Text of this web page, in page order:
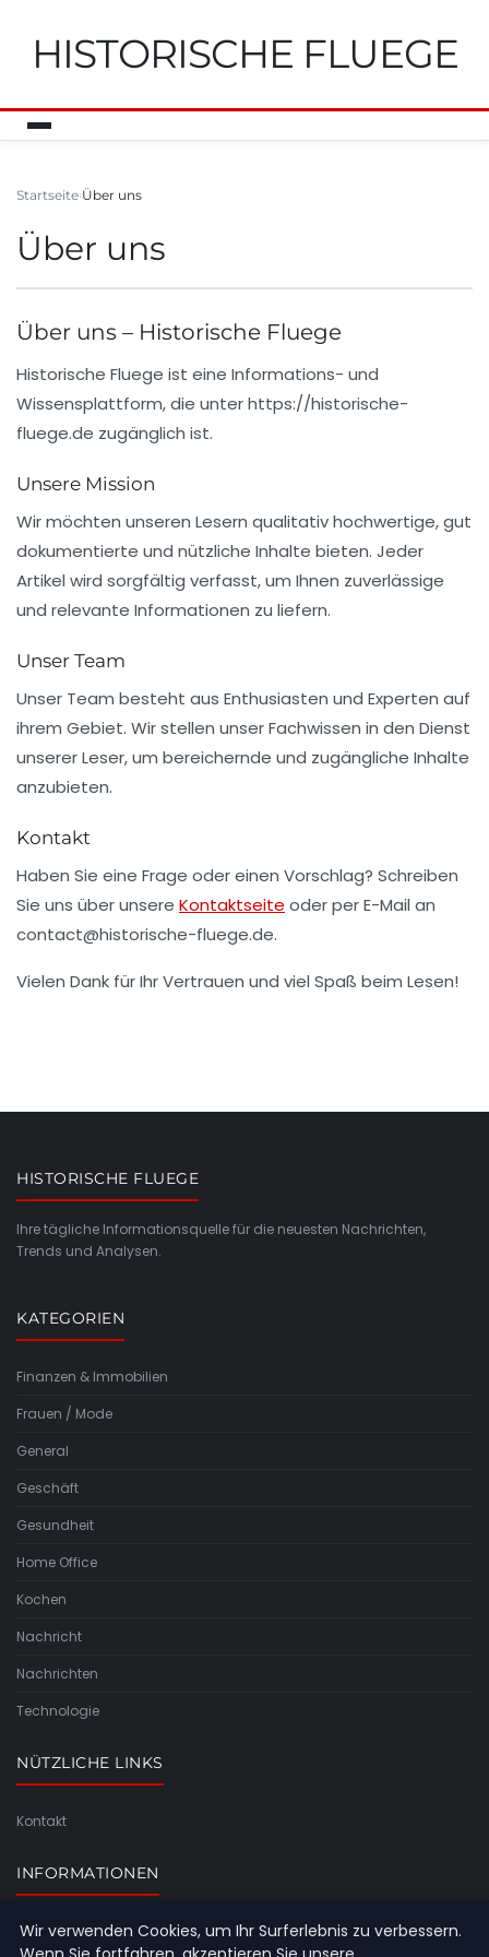
HISTORISCHE FLUEGE
Startseite Über uns
Über uns
Über uns – Historische Fluege
Historische Fluege ist eine Informations- und
Wissensplattform, die unterhttps://historische-
fluege.de zugänglich ist.
Unsere Mission
Wir möchten unseren Lesern qualitativ hochwertige, gut
dokumentierte und nützliche Inhalte bieten. Jeder
Artikel wird sorgfältig verfasst, um Ihnen zuverlässige
und relevante Informationen zu liefern.
Unser Team
Unser Team besteht aus Enthusiasten und Experten auf
ihrem Gebiet. Wir stellen unser Fachwissen in den Dienst
unserer Leser, um bereichernde und zugängliche Inhalte
anzubieten.
Kontakt
Haben Sie eine Frage oder einen Vorschlag? Schreiben
Sie uns über unsere Kontaktseite oder per E-Mail an
contact@historische-fluege.de.
Vielen Dank für Ihr Vertrauen und viel Spaß beim Lesen!
HISTORISCHE FLUEGE
Ihre tägliche Informationsquelle für die neuesten Nachrichten,
Trends und Analysen.
KATEGORIEN
Finanzen & Immobilien
Frauen / Mode
General
Geschäft
Gesundheit
Home Office
Kochen
Nachricht
Nachrichten
Technologie
NÜTZLICHE LINKS
Kontakt
INFORMATIONEN
Seitenübersicht
Wir verwenden Cookies, um Ihr Surferlebnis zu verbessern.